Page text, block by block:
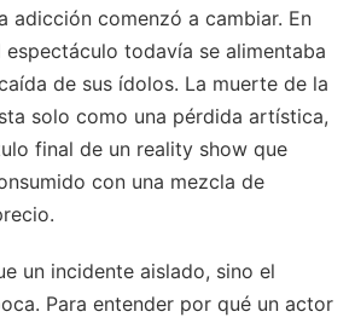
adicción comenzó a cambiar. En
espectáculo todavía se alimentaba
de sus ídolos. La muerte de la
solo como una pérdida artística,
final de un reality show que
con una mezcla de
un incidente aislado, sino el
Para entender por qué un actor